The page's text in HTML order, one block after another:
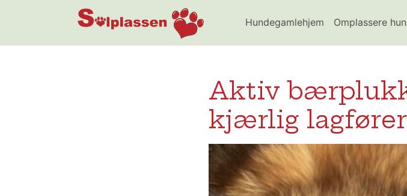
Hundegamlehjem Omplassere
Aktiv
kjærlig lagfører